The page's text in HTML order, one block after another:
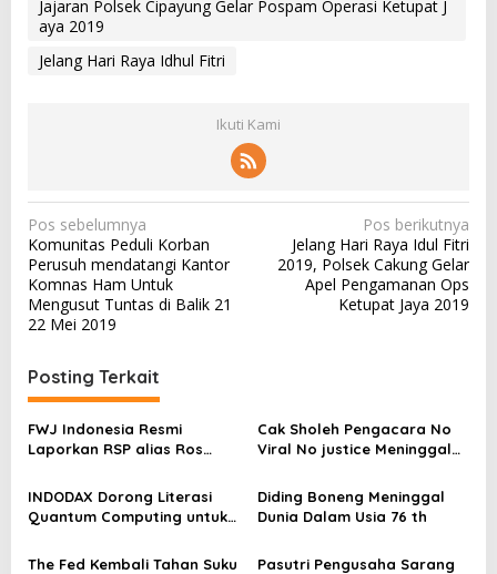
Jajaran Polsek Cipayung Gelar Pospam Operasi Ketupat J
aya 2019
Jelang Hari Raya Idhul Fitri
Ikuti Kami
N
a
v
i
a
s
i
o
s
Pos sebelumnya
Komunitas Peduli Korban
Perusuh mendatangi Kantor
Komnas Ham Untuk
Mengusut Tuntas di Balik 21
22 Mei 2019
Pos berikutnya
Jelang Hari Raya Idul Fitri
2019, Polsek Cakung Gelar
Apel Pengamanan Ops
Ketupat Jaya 2019
Posting Terkait
FWJ Indonesia Resmi
Laporkan RSP alias Ros
Cak Sholeh Pengacara No
Viral No justice Meninggal
INDODAX Dorong Literasi
Quantum Computing untuk
Blockchain
Diding Boneng Meninggal
Dunia Dalam Usia 76 th
The Fed Kembali Tahan Suku
Pasutri Pengusaha Sarang